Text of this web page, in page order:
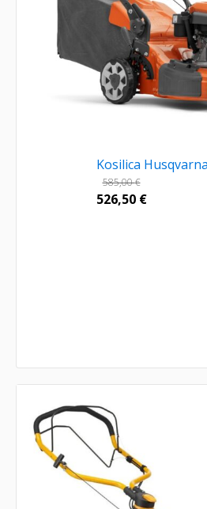
Kosilica
585,00€
526,50 €